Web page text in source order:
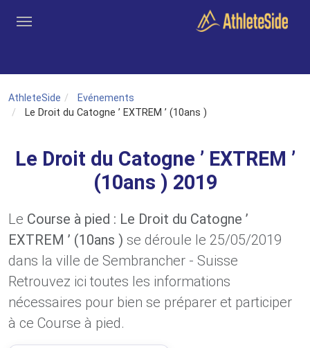
AthleteSide
Evénements
Le Droit du Catogne ’ EXTREM ’ (10ans )
Le Droit du Catogne ’ EXTREM ’
(10ans ) 2019
Le Course à pied : Le Droit du Catogne ’
EXTREM ’ (10ans ) se déroule le 25/05/2019
dans la ville de Sembrancher - Suisse
Retrouvez ici toutes les informations
nécessaires pour bien se préparer et participer
à ce Course à pied.